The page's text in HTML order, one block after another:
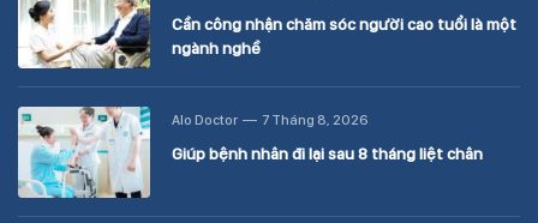
Cần công nhận chăm sóc người cao tuổi là một
ngành nghề
Alo Doctor 7 Tháng 8, 2026
Giúp bệnh nhân đi lại sau 8 tháng liệt chân